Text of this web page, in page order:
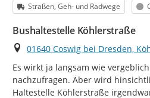
Kategorie
Straßen, Geh- und Radwege
Bushaltestelle Köhlerstraße
Ort
01640 Coswig bei Dresden,
Es wirkt ja langsam wie
nachzufragen. Aber wird
Haltestelle Köhlerstraße